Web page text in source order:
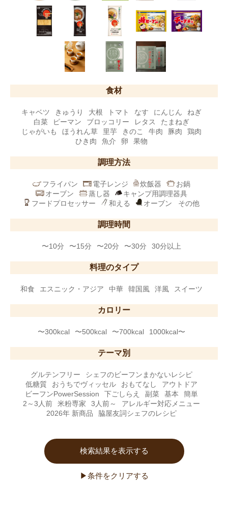
食材
キャベツ きゅうり 大根 トマト なす にんじん
ねぎ
白菜
ピーマン ブロッコリー レタス
たまねぎ
じゃがいも
ほうれん草 里芋 きのこ 牛肉 豚肉
鶏肉
ひき肉
魚介 卵 果物
調理方法
フライパン 電子レンジ 炊飯器
お鍋
オーブン
蒸し器
キャンプ用調理器具
フードプロセッサー
和える オーブン その他
調理時間
〜10分 〜15分 〜20分 〜30分 30分以上
料理のタイプ
和食 エスニック・アジア 中華 韓国風 洋風 スイーツ
カロリー
〜300kcal 〜500kcal 〜700kcal 1000kcal〜
テーマ別
グルテンフリー
シェフのビーフンまかないレシピ
低糖質
おうちでヴィッセル おもてなし
アウトドア
ビーフンPowerSession
下ごしらえ 副菜 基本
簡単
2～3人前
米粉専家 3人前～
アレルギー対応メニュー
2026年 新商品
脇屋友詞シェフのレシピ